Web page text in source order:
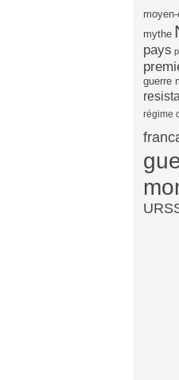
mythe
pays
guerre
régime